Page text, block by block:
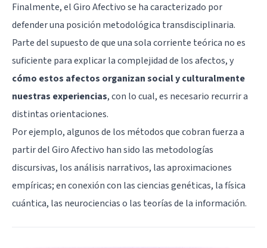
Finalmente, el Giro Afectivo se ha caracterizado por
defender una posición metodológica transdisciplinaria.
Parte del supuesto de que una sola corriente teórica no es
suficiente para explicar la complejidad de los afectos, y
cómo estos afectos organizan social y culturalmente
nuestras experiencias, con lo cual, es necesario recurrir a
distintas orientaciones.
Por ejemplo, algunos de los métodos que cobran fuerza a
partir del Giro Afectivo han sido las metodologías
discursivas, los análisis narrativos, las aproximaciones
empíricas; en conexión con las ciencias genéticas, la física
cuántica, las neurociencias o las teorías de la información.